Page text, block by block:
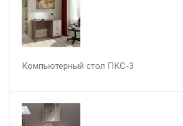
Компьютерный стол ПКС-3